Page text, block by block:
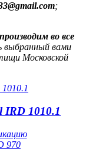
;
во все
выбранный вами
Московской
IRD 1010.1